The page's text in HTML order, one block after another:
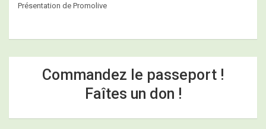
Présentation de Promolive
Commandez le passeport !
Faîtes un don !